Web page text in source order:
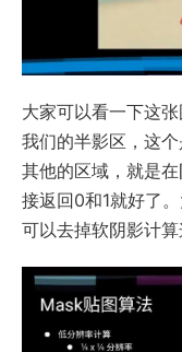
大家可以看一下这
我们的半影区，这个
其他的区域，就是
接返回0和1就好了
可以去掉软阴影计算